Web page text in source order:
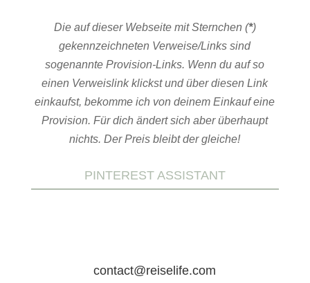
Die auf dieser Webseite mit Sternchen (*)
gekennzeichneten Verweise/Links sind
sogenannte Provision-Links. Wenn du auf so
einen Verweislink klickst und über diesen Link
einkaufst, bekomme ich von deinem Einkauf eine
Provision. Für dich ändert sich aber überhaupt
nichts. Der Preis bleibt der gleiche!
PINTEREST ASSISTANT
contact@reiselife.com